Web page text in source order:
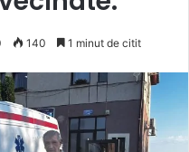
140 1 minut de citit